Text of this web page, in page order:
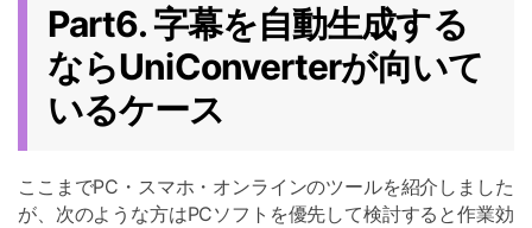
Part6. 字幕を自動生成する
ならUniConverterが向いて
いるケース
ここまでPC・スマホ・オンラインのツールを紹介しました
が、次のような方はPCソフトを優先して検討すると作業効